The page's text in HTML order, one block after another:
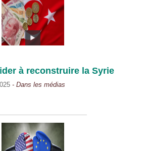
à reconstruire la Syrie
- Dans les médias